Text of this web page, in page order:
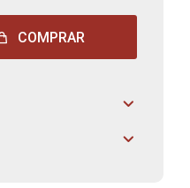
COMPRAR